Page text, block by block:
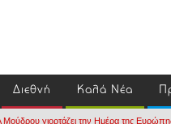
Διεθνή Καλά Νέα
γιορτάζει την Ημέρα της